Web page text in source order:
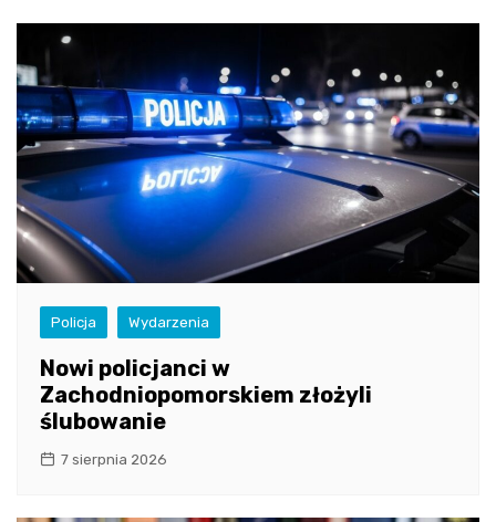
Policja Wydarzenia
Nowi policjanci w
Zachodniopomorskiem złożyli
ślubowanie
7 sierpnia 2026